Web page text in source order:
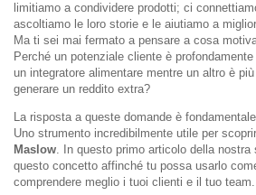
limitiamo a condividere prodotti; ci
ascoltiamo le loro storie e le aiutiamo a
Ma ti sei mai fermato a pensare a cosa
Perché un potenziale cliente è
un integratore alimentare mentre un altro è
generare un reddito extra?
La risposta a queste domande è
Uno strumento incredibilmente utile per
Maslow. In questo primo articolo della
questo concetto affinché tu possa usarlo
comprendere meglio i tuoi clienti e il tuo team.